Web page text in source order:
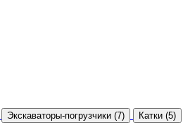
Экскаваторы-погрузчики (7) Катки (5)